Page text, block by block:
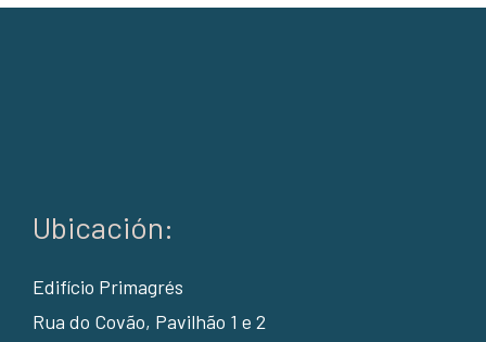
Ubicación:
Edifício Primagrés
Rua do Covão, Pavilhão 1 e 2